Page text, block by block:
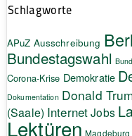
Schlagworte
APuZ Ausschreibung
Bundestagswahl
Corona-Krise Demokratie
Dokumentation Donald
(Saale) InternetJobs
Lektüren Magdeburg